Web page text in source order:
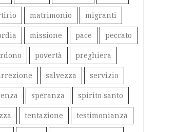
matrimonio migranti
missione pace peccato
povertà preghiera
salvezza servizio
speranza spirito santo
tentazione testimonianza